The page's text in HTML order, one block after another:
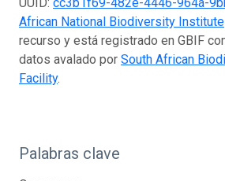
African National Biodiversity Institute
recurso y está registrado en GBIF
datos avalado por South African
Facility.
Palabras clave